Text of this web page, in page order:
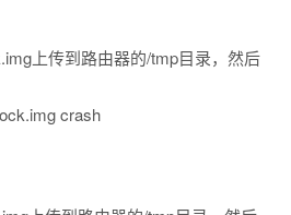
上传到路由器的/tmp目录，然后
crash